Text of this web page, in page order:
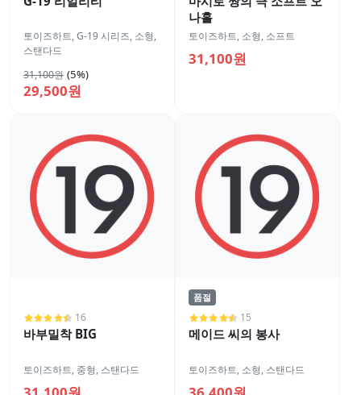
토이즈하트,G-19 시리즈, 소형,
스탠다드
31,100원 (5%)
29,500원
나홀
토이즈하트, 소형, 소프트
31,100원
16
바부밀착 BIG
토이즈하트, 중형, 스탠다드
품절
15
메이드 씨의 봉사
토이즈하트, 소형, 스탠다드